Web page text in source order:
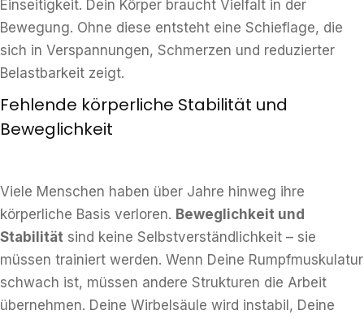
Einseitigkeit. Dein Körper braucht Vielfalt in der
Bewegung. Ohne diese entsteht eine Schieflage, die
sich in Verspannungen, Schmerzen und reduzierter
Belastbarkeit zeigt.
Fehlende körperliche Stabilität und
Beweglichkeit
Viele Menschen haben über Jahre hinweg ihre
körperliche Basis verloren. Beweglichkeit und
Stabilität sind keine Selbstverständlichkeit – sie
müssen trainiert werden. Wenn Deine Rumpfmuskulatur
schwach ist, müssen andere Strukturen die Arbeit
übernehmen. Deine Wirbelsäule wird instabil, Deine